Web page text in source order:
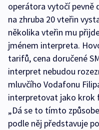
operátora vytočí pevně
na zhruba 20 vteřin
několika vteřin mu
jménem interpreta.
tarifů, cena doručené
interpret nebudou
mluvčího Vodafonu
interpretovat jako krok
„Dá se to tímto
podle něj představuje